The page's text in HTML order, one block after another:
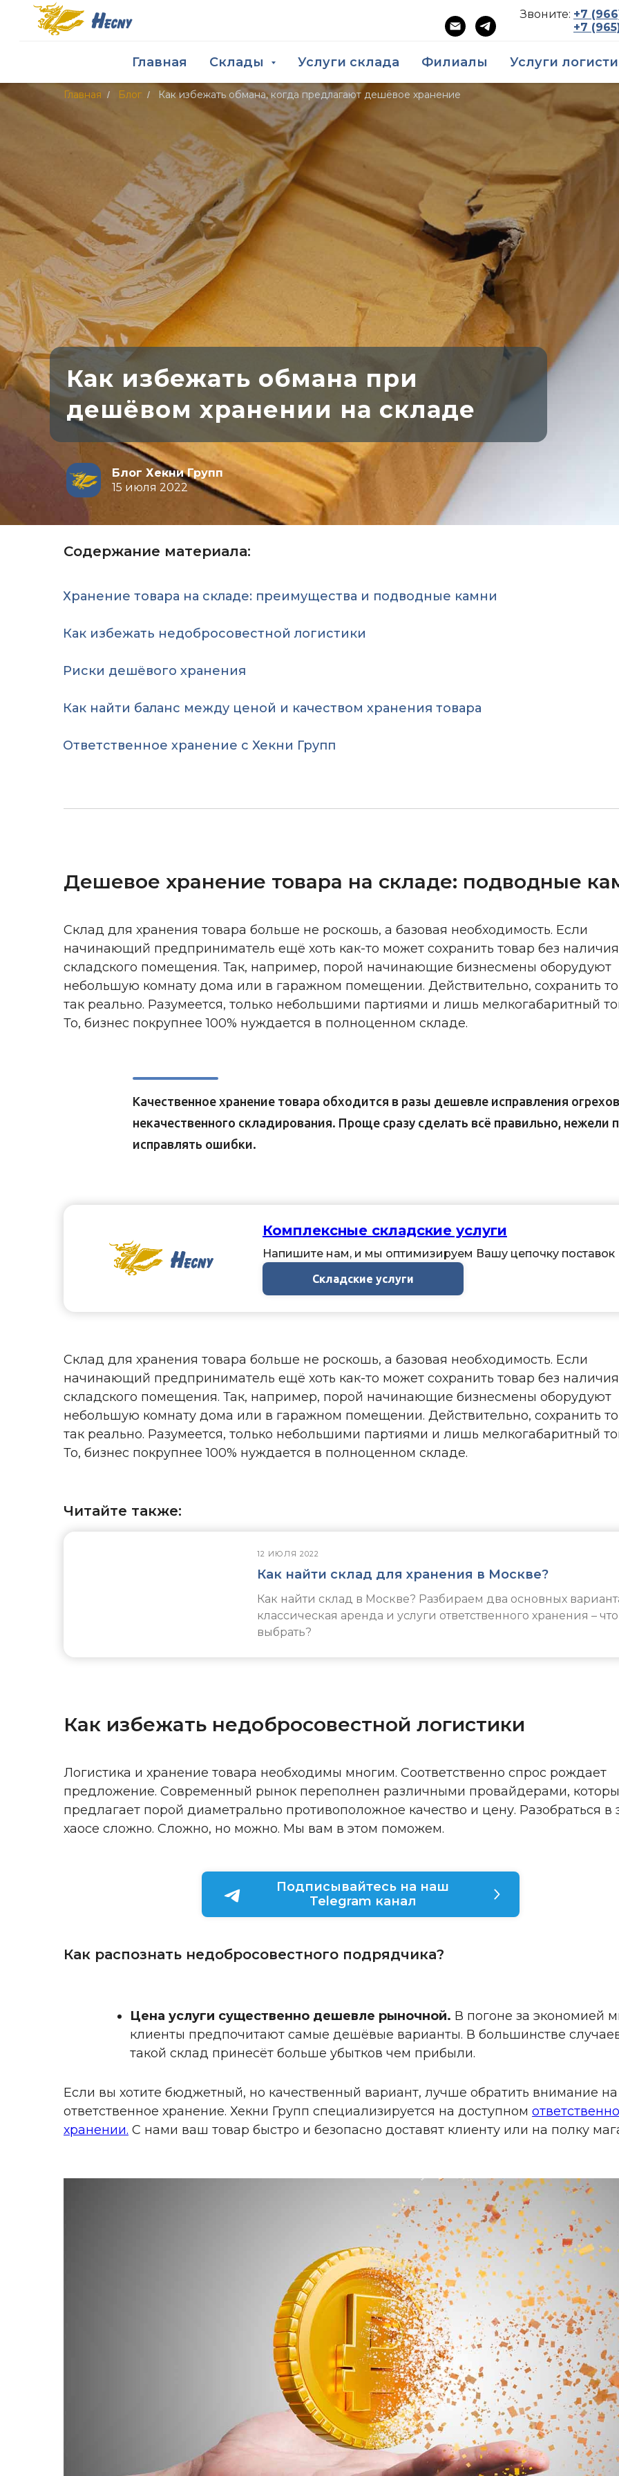
Звоните: +7
+7
Главная Склады Услуги склада ​Филиалы Услуги
Как избежать обмана при
дешёвом хранении на складе
Блог Хекни Групп
15 июля 2022
Главная / Блог / Как избежать обмана, когда предлагают дешёвое хранение
Содержание материала:
Хранение товара на складе: преимущества и подводные камни
Как избежать недобросовестной логистики
Риски дешёвого хранения
Как найти баланс между ценой и качеством хранения товара
Ответственное хранение с Хекни Групп
Дешевое хранение товара на складе: подводные
Склад для хранения товара больше не роскошь, а базовая необходимость. Если
начинающий предприниматель ещё хоть как-то может сохранить товар без наличия
складского помещения. Так, например, порой начинающие бизнесмены оборудуют
небольшую комнату дома или в гаражном помещении. Действительно, сохранить
так реально. Разумеется, только небольшими партиями и лишь мелкогабаритный
То, бизнес покрупнее 100% нуждается в полноценном складе.
Качественное хранение товара обходится в разы дешевле исправления
некачественного складирования. Проще сразу сделать всё правильно, нежели
исправлять ошибки.
Комплексные складские услуги
Напишите нам, и мы оптимизируем Вашу цепочку поставок
Складские услуги
Склад для хранения товара больше не роскошь, а базовая необходимость. Если
начинающий предприниматель ещё хоть как-то может сохранить товар без наличия
складского помещения. Так, например, порой начинающие бизнесмены оборудуют
небольшую комнату дома или в гаражном помещении. Действительно, сохранить
так реально. Разумеется, только небольшими партиями и лишь мелкогабаритный
То, бизнес покрупнее 100% нуждается в полноценном складе.
Читайте также:
12 ИЮЛЯ 2022
Как найти склад для хранения в Москве?
Как найти склад в Москве? Разбираем два основных
классическая аренда и услуги ответственного хранения – что
выбрать?
Как избежать недобросовестной логистики
Логистика и хранение товара необходимы многим. Соответственно спрос рождает
предложение. Современный рынок переполнен различными провайдерами,
предлагает порой диаметрально противоположное качество и цену. Разобраться в
хаосе сложно. Сложно, но можно. Мы вам в этом поможем.
Подписывайтесь на наш
Telegram канал
Как распознать недобросовестного подрядчика?
Цена услуги существенно дешевле рыночной. В погоне за экономией
клиенты предпочитают самые дешёвые варианты. В большинстве
такой склад принесёт больше убытков чем прибыли.
Если вы хотите бюджетный, но качественный вариант, лучше обратить внимание на
ответственное хранение. Хекни Групп специализируется на доступном
хранении. С нами ваш товар быстро и безопасно доставят клиенту или на полку